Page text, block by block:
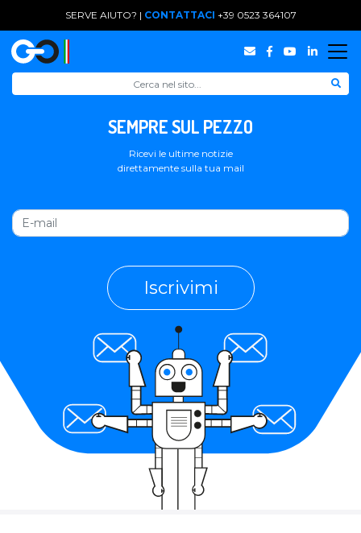
SERVE AIUTO? | CONTATTACI +39 0523 364107
SEMPRE SUL PEZZO
Ricevi le ultime notizie
direttamente sulla tua mail
Iscrivimi